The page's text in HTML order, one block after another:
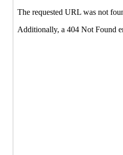
S.